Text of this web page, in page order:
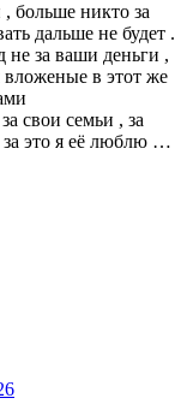
больше никто за
дальше не будет .
за ваши деньги ,
в этот же
свои семьи , за
за это я её люблю …